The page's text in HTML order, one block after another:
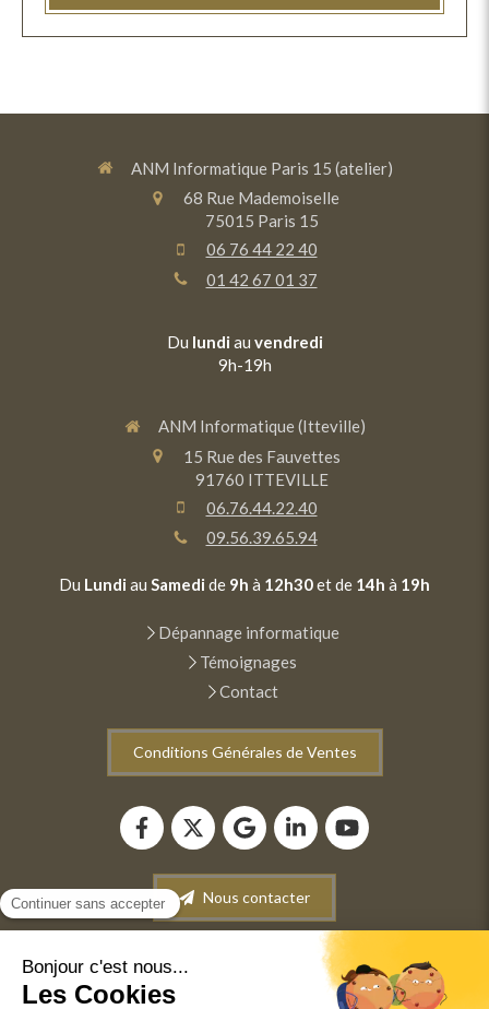
ANM Informatique Paris 15 (atelier)
68 Rue Mademoiselle
75015 Paris 15
06 76 44 22 40
01 42 67 01 37
Du lundi au vendredi
9h-19h
ANM Informatique (Itteville)
15 Rue des Fauvettes
91760 ITTEVILLE
06.76.44.22.40
09.56.39.65.94
Du Lundi au Samedi de 9h à 12h30et de 14h à 19h
Dépannage informatique
Témoignages
Contact
Conditions Générales de Ventes
Nous contacter